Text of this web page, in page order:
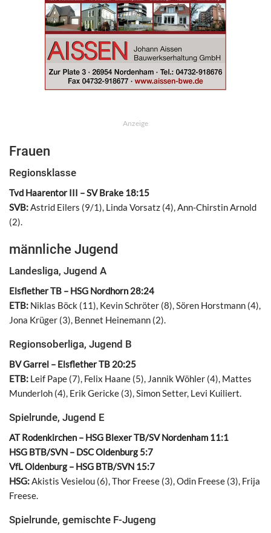
Anzeige
Frauen
Regionsklasse
Tvd Haarentor III – SV Brake 18:15
SVB:Astrid Eilers (9/1), Linda Vorsatz (4), Ann-Chirstin Arnold
(2).
männliche Jugend
Landesliga, Jugend A
Elsflether TB – HSG Nordhorn 28:24
ETB: Niklas Böck (11), Kevin Schröter (8), Sören Horstmann (4),
Jona Krüger (3), Bennet Heinemann (2).
Regionsoberliga, Jugend B
BV Garrel – Elsflether TB 20:25
ETB: Leif Pape (7), Felix Haane (5), Jannik Wöhler (4), Mattes
Munderloh (4), Erik Gericke (3), Simon Setter, Levi Kuiliert.
Spielrunde, Jugend E
AT Rodenkirchen – HSG Blexer TB/SV Nordenham 11:1
HSG BTB/SVN – DSC Oldenburg 5:7
VfL Oldenburg – HSG BTB/SVN 15:7
HSG:Akistis Vesielou (6), Thor Freese (3), Odin Freese (3), Frija
Freese.
Spielrunde, gemischte F-Jugeng